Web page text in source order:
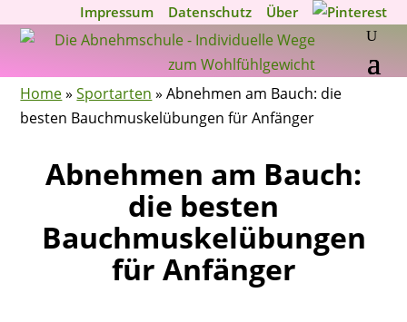
Impressum Datenschutz Über
Home»Sportarten »Abnehmen am Bauch: die
besten Bauchmuskelübungen für Anfänger
Abnehmen am Bauch:
die besten
Bauchmuskelübungen
für Anfänger